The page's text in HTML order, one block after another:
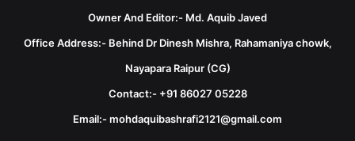
Owner And Editor:- Md. Aquib Javed
Office Address:- Behind Dr Dinesh Mishra, Rahamaniya chowk,
Nayapara Raipur (CG)
Contact:- +91 86027 05228
Email:- mohdaquibashrafi2121@gmail.com